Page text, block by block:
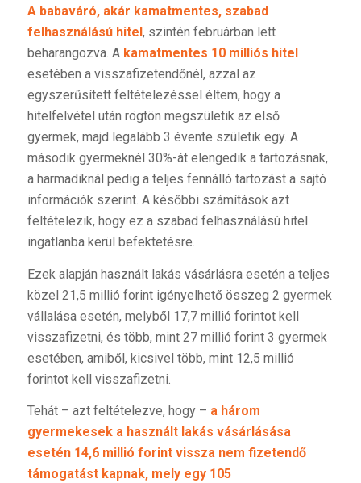
A babaváró, akár kamatmentes, szabad
felhasználású hitel , szintén februárban lett
beharangozva. A kamatmentes 10 milliós hitel
esetében a visszafizetendőnél, azzal az
egyszerűsített feltételezéssel éltem, hogy a
hitelfelvétel után rögtön megszületik az első
gyermek, majd legalább 3 évente születik egy. A
második gyermeknél 30%-át elengedik a tartozásnak,
a harmadiknál pedig a teljes fennálló tartozást a sajtó
információk szerint. A későbbi számítások azt
feltételezik, hogy ez a szabad felhasználású hitel
ingatlanba kerül befektetésre.
Ezek alapján használt lakás vásárlásra esetén a teljes
közel 21,5 millió forint igényelhető összeg 2 gyermek
vállalása esetén, melyből 17,7 millió forintot kell
visszafizetni, és több, mint 27 millió forint 3 gyermek
esetében, amiből, kicsivel több, mint 12,5 millió
forintot kell visszafizetni.
Tehát – azt feltételezve, hogy – a három
gyermekesek a használt lakás vásárlásása
esetén 14,6 millió forint vissza nem fizetendő
támogatást kapnak, mely egy 105